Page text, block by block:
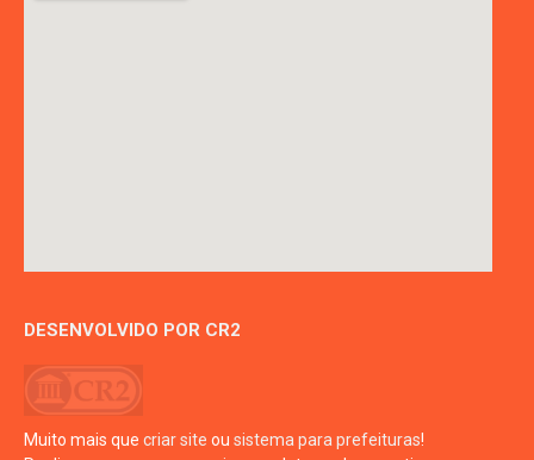
DESENVOLVIDO POR CR2
Muito mais que criar site ou sistema para prefeituras!